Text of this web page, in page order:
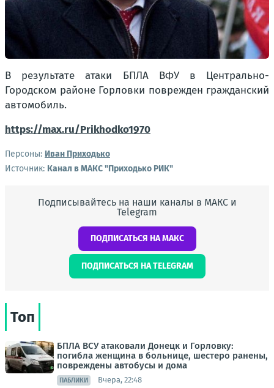
В результате атаки БПЛА ВФУ в Центрально-
Городском районе Горловки поврежден гражданский
автомобиль.
https://max.ru/Prikhodko1970
Персоны: Иван Приходько
Источник: Канал в МАКС "Приходько РИК"
Подписывайтесь на наши каналы в МАКС и
Telegram
ПОДПИСАТЬСЯ НА МАКС
ПОДПИСАТЬСЯ НА TELEGRAM
Топ
БПЛА ВСУ атаковали Донецк и Горловку:
погибла женщина в больнице, шестеро ранены,
повреждены автобусы и дома
ПАБЛИКИ Вчера, 22:48